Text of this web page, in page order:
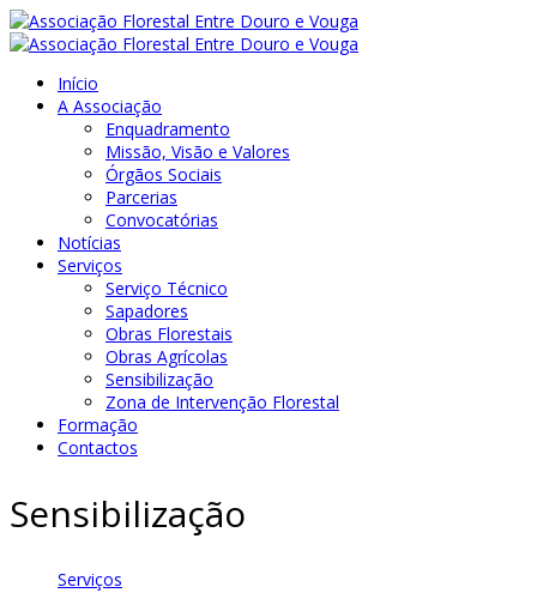
Início
A Associação
Enquadramento
Missão, Visão e Valores
Órgãos Sociais
Parcerias
Convocatórias
Notícias
Serviços
Serviço Técnico
Sapadores
Obras Florestais
Obras Agrícolas
Sensibilização
Zona de Intervenção Florestal
Formação
Contactos
Sensibilização
Serviços